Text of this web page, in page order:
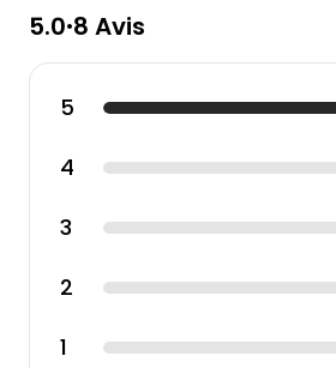
5.0•8 Avis
5
4
3
2
1